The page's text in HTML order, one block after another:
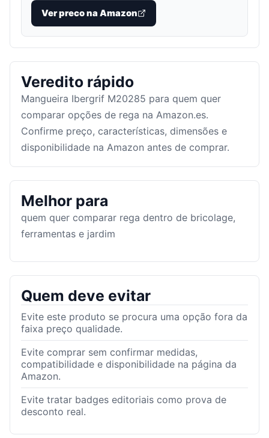
Ver preco na Amazon
Veredito rápido
Mangueira Ibergrif M20285 para quem quer
comparar opções de rega na Amazon.es.
Confirme preço, características, dimensões e
disponibilidade na Amazon antes de comprar.
Melhor para
quem quer comparar rega dentro de bricolage,
ferramentas e jardim
Quem deve evitar
Evite este produto se procura uma opção fora da
faixa preço qualidade.
Evite comprar sem confirmar medidas,
compatibilidade e disponibilidade na página da
Amazon.
Evite tratar badges editoriais como prova de
desconto real.